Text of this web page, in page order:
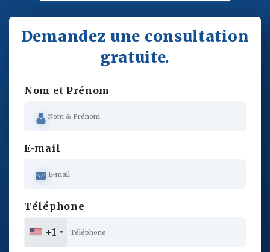
Demandez une consultation
gratuite.
Nom et Prénom
E-mail
Téléphone
+1